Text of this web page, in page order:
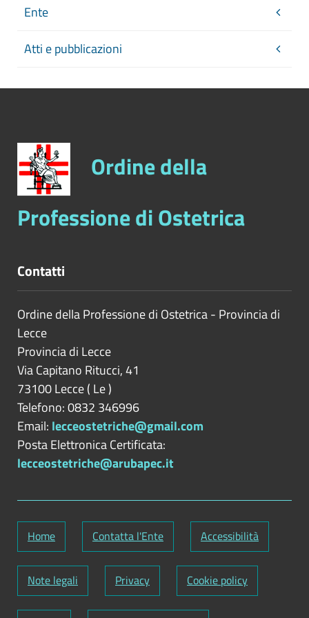
Aggiornamento
Ente
Atti e pubblicazioni
Ordine della
Professione di Ostetrica
Contatti
Ordine della Professione di Ostetrica - Provincia di
Lecce
Provincia di Lecce
Via Capitano Ritucci, 41
73100Lecce( Le)
Telefono: 0832 346996
Email: lecceostetriche@gmail.com
Posta Elettronica Certificata:
lecceostetriche@arubapec.it
Home Contatta l'Ente Accessibilità
Note legali Privacy Cookie policy